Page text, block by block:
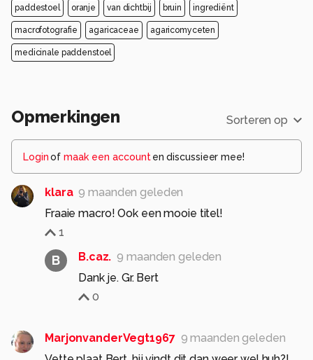
paddestoel oranje van dichtbij bruin ingrediënt
macrofotografie agaricaceae agaricomyceten
medicinale paddenstoel
Opmerkingen Sorteren op
Loginof maak een account en discussieer mee!
klara 9 maanden geleden
Fraaie macro! Ook een mooie titel!
1
B B.caz. 9 maanden geleden
Dank je. Gr. Bert
0
MarjonvanderVegt1967 9 maanden geleden